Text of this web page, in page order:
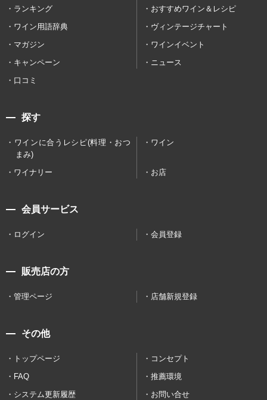
ランキング
おすすめワイン＆レシピ
ワイン用語辞典
ヴィンテージチャート
マガジン
ワインイベント
キャンペーン
ニュース
口コミ
探す
ワインに合うレシピ(料理・おつ
まみ)
ワイン
ワイナリー お店
会員サービス
ログイン 会員登録
販売店の方
管理ページ 店舗新規登録
その他
トップページ
コンセプト
FAQ
推薦環境
システム更新履歴
お問い合せ